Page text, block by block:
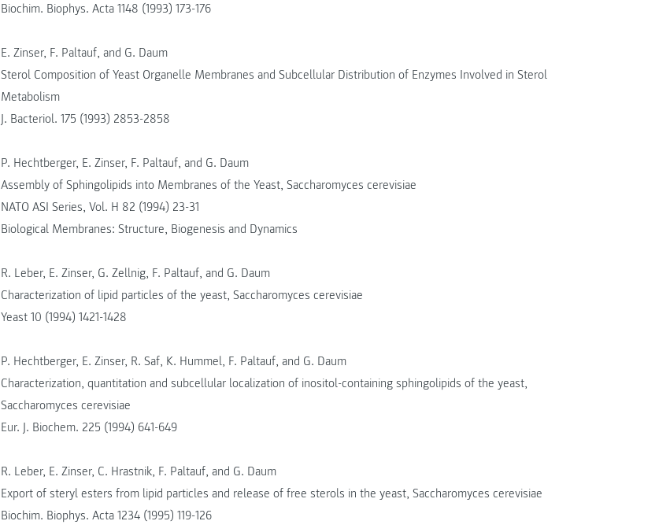
Biochim. Biophys. Acta 1148 (1993) 173-176
E. Zinser, F. Paltauf, and G. Daum
Sterol Composition of Yeast Organelle Membranes and Subcellular Distribution of Enzymes Involved in Sterol
Metabolism
J. Bacteriol. 175 (1993) 2853-2858
P. Hechtberger, E. Zinser, F. Paltauf, and G. Daum
Assembly of Sphingolipids into Membranes of the Yeast, Saccharomyces cerevisiae
NATO ASI Series, Vol. H 82 (1994) 23-31
Biological Membranes: Structure, Biogenesis and Dynamics
R. Leber, E. Zinser, G. Zellnig, F. Paltauf, and G. Daum
Characterization of lipid particles of the yeast, Saccharomyces cerevisiae
Yeast 10 (1994) 1421-1428
P. Hechtberger, E. Zinser, R. Saf, K. Hummel, F. Paltauf, and G. Daum
Characterization, quantitation and subcellular localization of inositol-containing sphingolipids of the yeast,
Saccharomyces cerevisiae
Eur. J. Biochem. 225 (1994) 641-649
R. Leber, E. Zinser, C. Hrastnik, F. Paltauf, and G. Daum
Export of steryl esters from lipid particles and release of free sterols in the yeast, Saccharomyces cerevisiae
Biochim. Biophys. Acta 1234 (1995) 119-126